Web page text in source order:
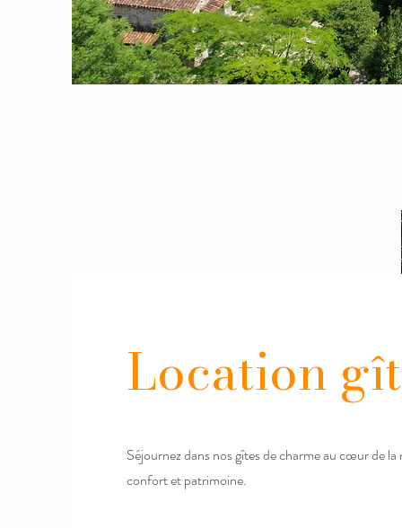
Location
Séjournez dans nos gîtes de charme au cœur de
confort et patrimoine.